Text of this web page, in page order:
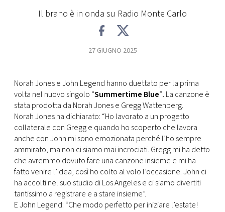
PLAYLIST
CONCORSI
EVENTI
VIDEO
TV
Il brano è in onda su Radio Monte Carlo
27 GIUGNO 2025
Norah Jones e John Legend hanno duettato per la prima
volta nel nuovo singolo “Summertime Blue”. La canzone è
stata prodotta da Norah Jones e Gregg Wattenberg.
Norah Jones ha dichiarato: “Ho lavorato a un progetto
collaterale con Gregg e quando ho scoperto che lavora
anche con John mi sono emozionata perché l’ho sempre
ammirato, ma non ci siamo mai incrociati. Gregg mi ha detto
che avremmo dovuto fare una canzone insieme e mi ha
fatto venire l’idea, così ho colto al volo l’occasione. John ci
ha accolti nel suo studio di Los Angeles e ci siamo divertiti
tantissimo a registrare e a stare insieme”.
E John Legend: “Che modo perfetto per iniziare l’estate!